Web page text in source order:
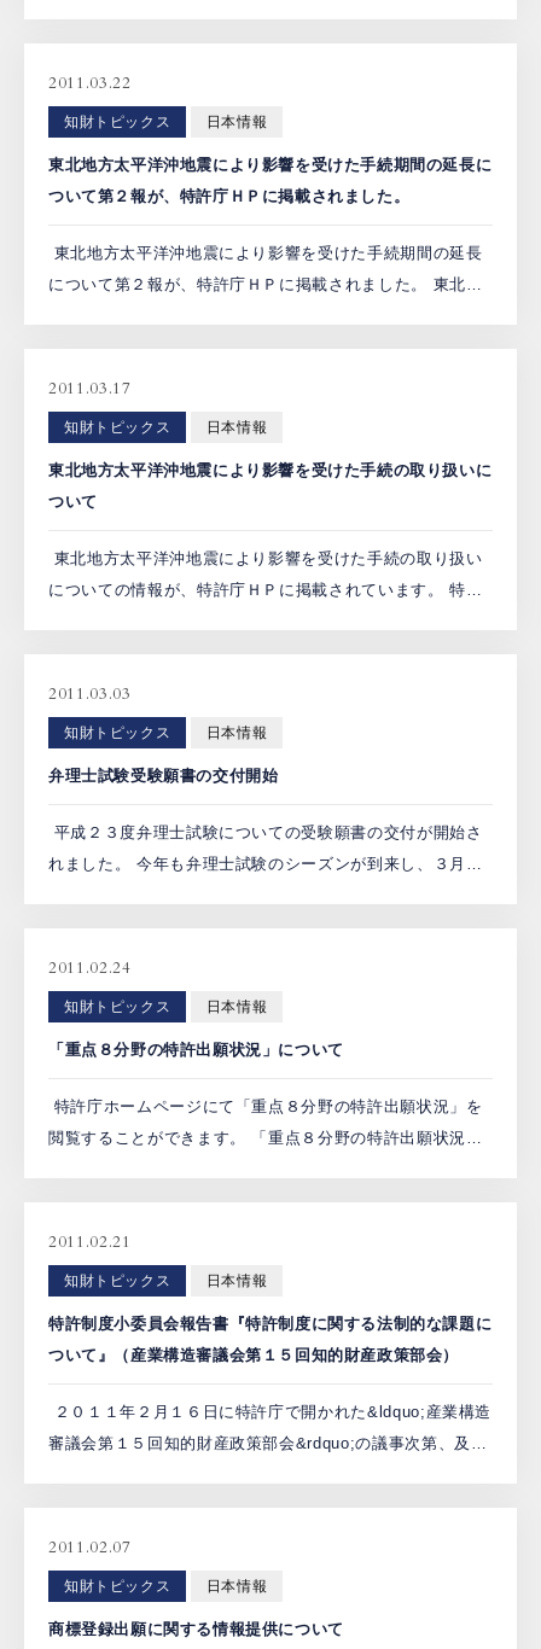
根市が求め […]
2011.03.22
知財トピックス 日本情報
東北地方太平洋沖地震により影響を受けた手続期間の延長に
ついて第２報が、特許庁ＨＰに掲載されました。
東北地方太平洋沖地震により影響を受けた手続期間の延長
について第２報が、特許庁ＨＰに掲載されました。 東北地
お祈り申 […]
2011.03.17
知財トピックス 日本情報
東北地方太平洋沖地震により影響を受けた手続の取り扱いに
ついて
東北地方太平洋沖地震により影響を受けた手続の取り扱い
についての情報が、特許庁ＨＰに掲載されています。 特
定の手続が […]
2011.03.03
知財トピックス 日本情報
弁理士試験受験願書の交付開始
平成２３度弁理士試験についての受験願書の交付が開始さ
れました。 今年も弁理士試験のシーズンが到来し、３月１
方は、忘 […]
2011.02.24
知財トピックス 日本情報
「重点８分野の特許出願状況」について
特許庁ホームページにて「重点８分野の特許出願状況」を
閲覧することができます。 「重点８分野の特許出願状況」
あり、第 […]
2011.02.21
知財トピックス 日本情報
特許制度小委員会報告書『特許制度に関する法制的な課題に
ついて』（産業構造審議会第１５回知的財産政策部会）
２０１１年２月１６日に特許庁で開かれた&ldquo;産業構造
審議会第１５回知的財産政策部会&rdquo;の議事次第、及
2011.02.07
知財トピックス 日本情報
商標登録出願に関する情報提供について